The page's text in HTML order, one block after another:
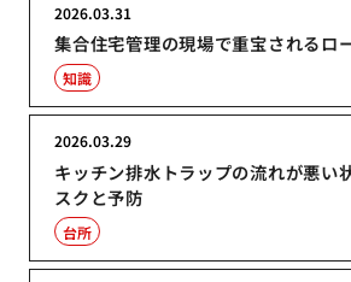
集合住宅管理の現場で重宝されるロ
2026.03.31
知識
キッチン排水トラップの流れが悪い
スクと予防
2026.03.29
台所